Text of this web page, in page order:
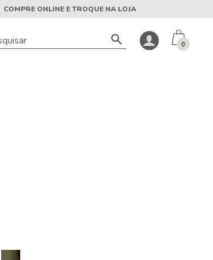
COMPRE ONLINE E TROQUE NA LOJA
0